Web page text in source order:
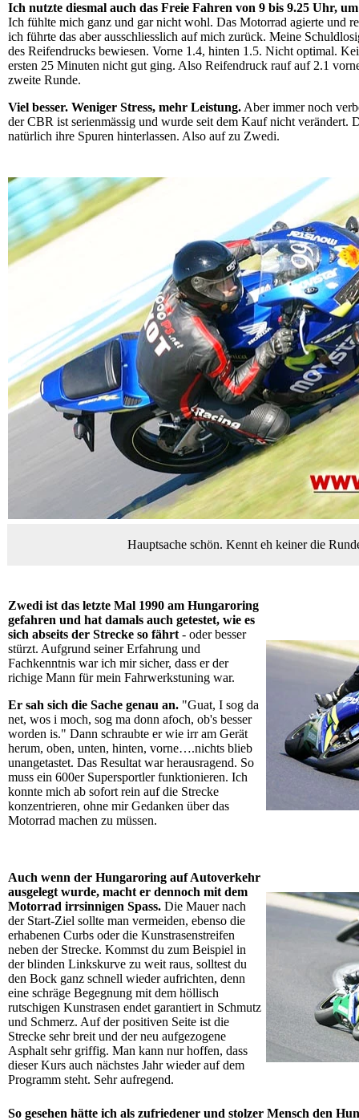
Ich nutzte diesmal auch das Freie Fahren von 9 bis 9.25 Uhr,
Ich fühlte mich ganz und gar nicht wohl. Das Motorrad agierte und
ich führte das aber ausschliesslich auf mich zurück. Meine
des Reifendrucks bewiesen. Vorne 1.4, hinten 1.5. Nicht optimal.
ersten 25 Minuten nicht gut ging. Also Reifendruck rauf auf 2.1
zweite Runde.
Viel besser. Weniger Stress, mehr Leistung. Aber immer noch
der CBR ist serienmässig und wurde seit dem Kauf nicht verändert.
natürlich ihre Spuren hinterlassen. Also auf zu Zwedi.
Hauptsache schön. Kennt eh keiner die
Zwedi ist das letzte Mal 1990 am Hungaroring
gefahren und hat damals auch getestet, wie es
sich abseits der Strecke so fährt - oder besser
stürzt. Aufgrund seiner Erfahrung und
Fachkenntnis war ich mir sicher, dass er der
richige Mann für mein Fahrwerkstuning war.
Er sah sich die Sache genau an. "Guat, I sog da
net, wos i moch, sog ma donn afoch, ob's besser
worden is." Dann schraubte er wie irr am Gerät
herum, oben, unten, hinten, vorne….nichts blieb
unangetastet. Das Resultat war herausragend. So
muss ein 600er Supersportler funktionieren. Ich
konnte mich ab sofort rein auf die Strecke
konzentrieren, ohne mir Gedanken über das
Motorrad machen zu müssen.
Auch wenn der Hungaroring auf Autoverkehr
ausgelegt wurde, macht er dennoch mit dem
Motorrad irrsinnigen Spass. Die Mauer nach
der Start-Ziel sollte man vermeiden, ebenso die
erhabenen Curbs oder die Kunstrasenstreifen
neben der Strecke. Kommst du zum Beispiel in
der blinden Linkskurve zu weit raus, solltest du
den Bock ganz schnell wieder aufrichten, denn
eine schräge Begegnung mit dem höllisch
rutschigen Kunstrasen endet garantiert in Schmutz
und Schmerz. Auf der positiven Seite ist die
Strecke sehr breit und der neu aufgezogene
Asphalt sehr griffig. Man kann nur hoffen, dass
dieser Kurs auch nächstes Jahr wieder auf dem
Programm steht. Sehr aufregend.
So gesehen hätte ich als zufriedener und stolzer Mensch den